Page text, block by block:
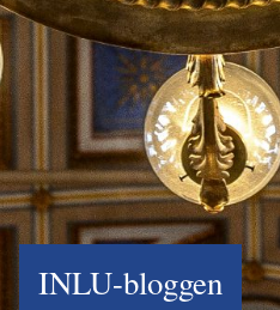
INLU-bloggen